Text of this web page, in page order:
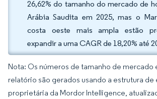
26,62% do tamanho do mercado de
Arábia Saudita em 2025, mas o
costa oeste mais ampla estão
expandir a uma CAGR de 18,20% até
Nota: Os números de tamanho de mercado
relatório são gerados usando a estrutura
proprietária da Mordor Intelligence,